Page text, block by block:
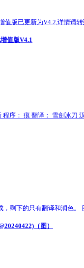
值版已更新为V4.2,详情请
值版V4.1
序： 痕 翻译： 雪劍冰刀
，剩下的只有翻译和润色
（图）